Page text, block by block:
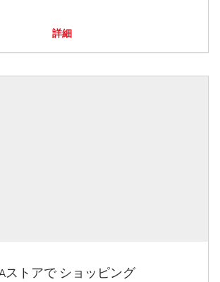
詳細
ストアで ショッピング